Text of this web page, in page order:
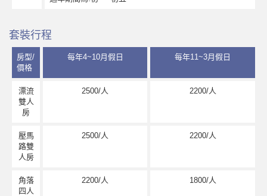
套裝行程
房型/
價格
每年4~10月假日 每年11~3月假日
漂流
雙人
房
2500/人 2200/人
壓馬
路雙
人房
2500/人 2200/人
角落
四人
2200/人 1800/人